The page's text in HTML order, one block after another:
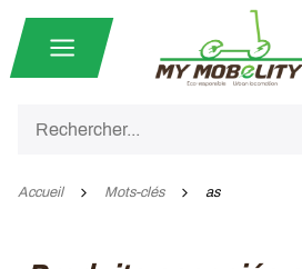
Accueil Mots-clés as